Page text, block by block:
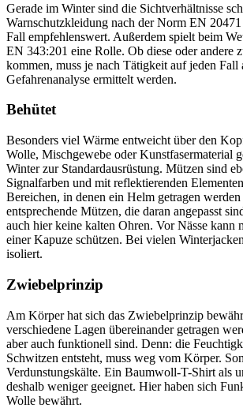
Gerade im Winter sind die Sichtverhältnisse
Warnschutzkleidung nach der Norm EN
Fall empfehlenswert. Außerdem spielt beim
EN 343:201 eine Rolle. Ob diese oder andere
kommen, muss je nach Tätigkeit auf jeden Fall
Gefahrenanalyse ermittelt werden.
Behütet
Besonders viel Wärme entweicht über den
Wolle, Mischgewebe oder Kunstfasermaterial
Winter zur Standardausrüstung. Mützen sind
Signalfarben und mit reflektierenden
Bereichen, in denen ein Helm getragen werden
entsprechende Mützen, die daran angepasst
auch hier keine kalten Ohren. Vor Nässe kann
einer Kapuze schützen. Bei vielen
isoliert.
Zwiebelprinzip
Am Körper hat sich das Zwiebelprinzip
verschiedene Lagen übereinander getragen
aber auch funktionell sind. Denn: die
Schwitzen entsteht, muss weg vom Körper.
Verdunstungskälte. Ein Baumwoll-T-Shirt als
deshalb weniger geeignet. Hier haben sich
Wolle bewährt.